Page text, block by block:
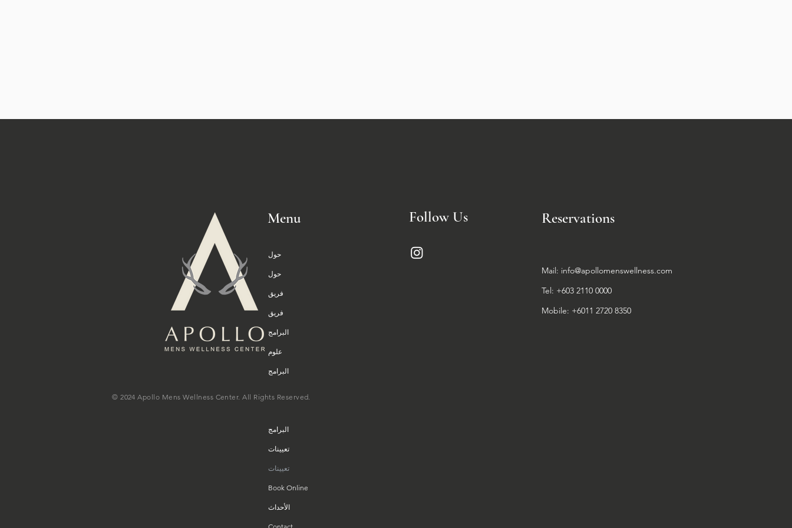
Menu
حول
حول
فريق
فريق
البرامج
علوم
البرامج
البرامج
تعيينات
تعيينات
Book Online
الأحداث
Follow Us Reservations
Mail: info@apollomenswellness.com
Tel: +603 2110 0000
Mobile: +6011 2720 8350
© 2024 Apollo Mens Wellness Center. All Rights Reserved.